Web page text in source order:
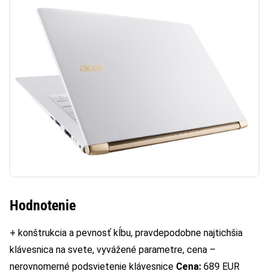
Hodnotenie
+ konštrukcia a pevnosť kĺbu, pravdepodobne najtichšia
klávesnica na svete, vyvážené parametre, cena –
nerovnomerné podsvietenie klávesnice Cena: 689 EUR